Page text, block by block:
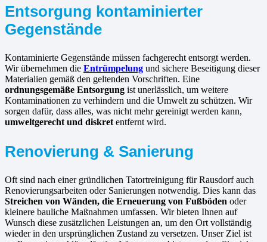
Entsorgung kontaminierter
Gegenstände
Kontaminierte Gegenstände müssen fachgerecht entsorgt werden.
Wir übernehmen die Entrümpelung und sichere Beseitigung dieser
Materialien gemäß den geltenden Vorschriften. Eine
ordnungsgemäße Entsorgung ist unerlässlich, um weitere
Kontaminationen zu verhindern und die Umwelt zu schützen. Wir
sorgen dafür, dass alles, was nicht mehr gereinigt werden kann,
umweltgerecht und diskret entfernt wird.
Renovierung & Sanierung
Oft sind nach einer gründlichen Tatortreinigung für Rausdorf auch
Renovierungsarbeiten oder Sanierungen notwendig. Dies kann das
Streichen von Wänden, die Erneuerung von Fußböden oder
kleinere bauliche Maßnahmen umfassen. Wir bieten Ihnen auf
Wunsch diese zusätzlichen Leistungen an, um den Ort vollständig
wieder in den ursprünglichen Zustand zu versetzen. Unser Ziel ist